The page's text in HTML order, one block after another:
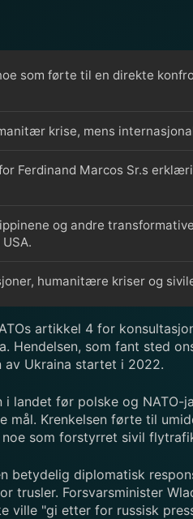
som førte til en direkte
krise, mens
Ferdinand Marcos Sr.s
og andre
humanitære kriser og
artikkel 4 for
som fant sted
av Ukraina startet i 2022.
landet før polske og
Krenkelsen førte til
som forstyrret sivil
betydelig diplomatisk
Forsvarsminister
ville "gi etter for russisk